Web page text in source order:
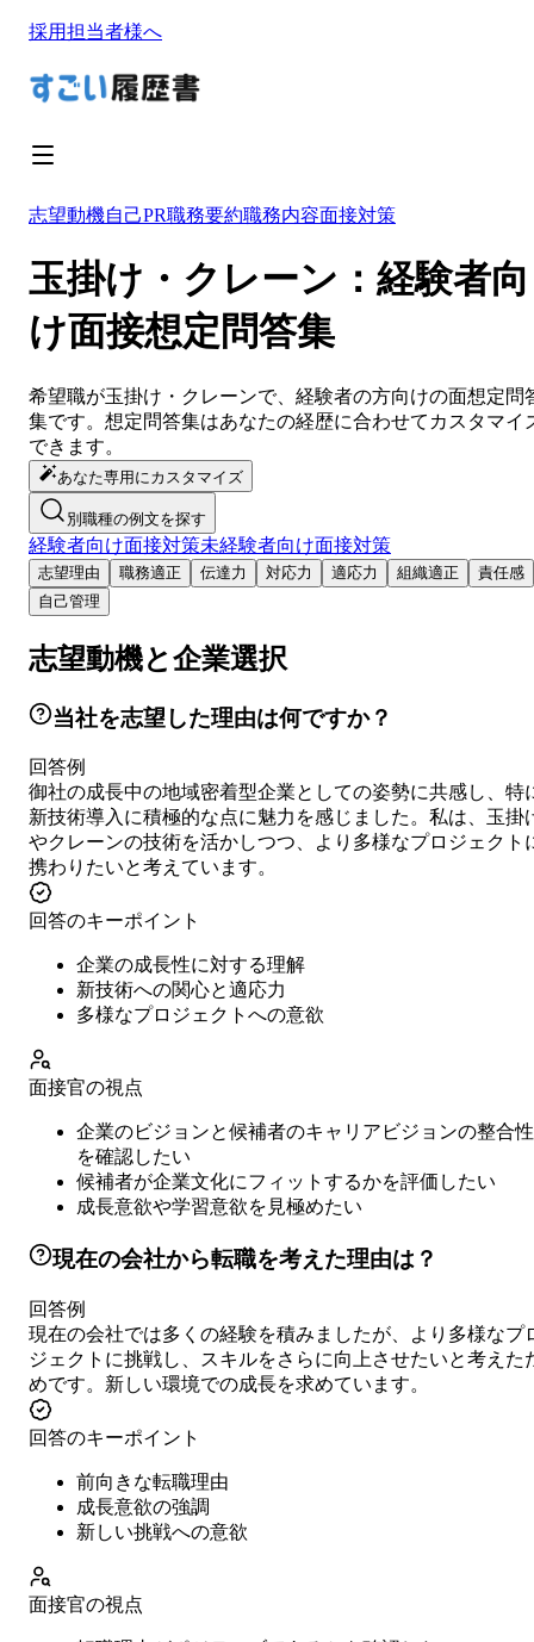
採用担当者様へ
志望動機自己PR職務要約職務内容面接対策
玉掛け・クレーン：経験者向
け面接想定問答集
希望職が玉掛け・クレーンで、経験者の方向けの面想定問
集です。想定問答集はあなたの経歴に合わせてカスタマイ
できます。
あなた専用にカスタマイズ
別職種の例文を探す
経験者向け面接対策未経験者向け面接対策
志望理由 職務適正 伝達力 対応力 適応力 組織適正
責任感
自己管理
志望動機と企業選択
当社を志望した理由は何ですか？
回答例
御社の成長中の地域密着型企業としての姿勢に共感し、特
新技術導入に積極的な点に魅力を感じました。私は、玉掛
やクレーンの技術を活かしつつ、より多様なプロジェクト
携わりたいと考えています。
回答のキーポイント
企業の成長性に対する理解
新技術への関心と適応力
多様なプロジェクトへの意欲
面接官の視点
企業のビジョンと候補者のキャリアビジョンの整合性
を確認したい
候補者が企業文化にフィットするかを評価したい
成長意欲や学習意欲を見極めたい
現在の会社から転職を考えた理由は？
回答例
現在の会社では多くの経験を積みましたが、より多様なプ
ジェクトに挑戦し、スキルをさらに向上させたいと考えた
めです。新しい環境での成長を求めています。
回答のキーポイント
前向きな転職理由
成長意欲の強調
新しい挑戦への意欲
面接官の視点